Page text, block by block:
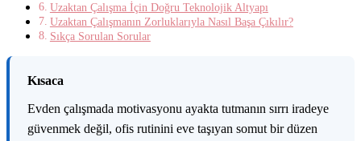
Uzaktan Çalışma İçin Doğru Teknolojik Altyapı
Uzaktan Çalışmanın Zorluklarıyla Nasıl Başa Çıkılır?
Sıkça Sorulan Sorular
Kısaca
Evden çalışmada motivasyonu ayakta tutmanın sırrı iradeye
güvenmek değil, ofis rutinini eve taşıyan somut bir düzen